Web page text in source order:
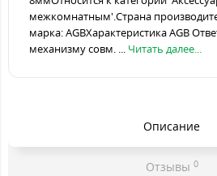
межкомнатным'.Страна
марка: AGBХарактеристика AGB
механизму совм. ... Читать далее...
Описание
Отзывы 0